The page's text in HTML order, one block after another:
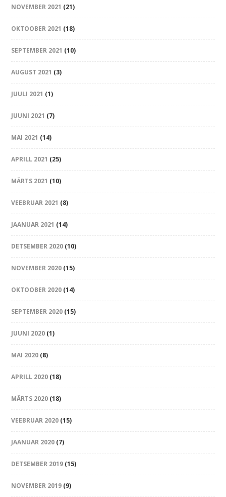
NOVEMBER 2021 (21)
OKTOOBER 2021 (18)
SEPTEMBER 2021 (10)
AUGUST 2021 (3)
JUULI 2021 (1)
JUUNI 2021 (7)
MAI 2021 (14)
APRILL 2021 (25)
MÄRTS 2021 (10)
VEEBRUAR 2021 (8)
JAANUAR 2021 (14)
DETSEMBER 2020 (10)
NOVEMBER 2020 (15)
OKTOOBER 2020 (14)
SEPTEMBER 2020 (15)
JUUNI 2020 (1)
MAI 2020 (8)
APRILL 2020 (18)
MÄRTS 2020 (18)
VEEBRUAR 2020 (15)
JAANUAR 2020 (7)
DETSEMBER 2019 (15)
NOVEMBER 2019 (9)